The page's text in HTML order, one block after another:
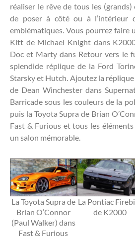
réaliser le rêve de tous les
de poser à côté ou à l’intérieur
emblématiques. Vous pourrez faire
Kitt de Michael Knight dans
Doc et Marty dans Retour vers le
splendide réplique de la Ford
Starsky et Hutch. Ajoutez la
de Dean Winchester dans
Barricade sous les couleurs de la
puis la Toyota Supra de Brian
Fast & Furious et tous les
un salon mémorable.
La Toyota Supra de
Brian O’Connor
(Paul Walker) dans
Fast & Furious
La Pontiac
de K2000